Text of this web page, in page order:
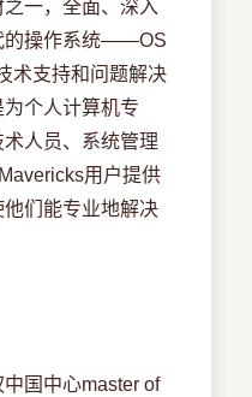
一，全面、深入
的操作系统――OS
术支持和问题解决
个人计算机专
人员、系统管理
用户提供
们能专业地解决
国中心master of